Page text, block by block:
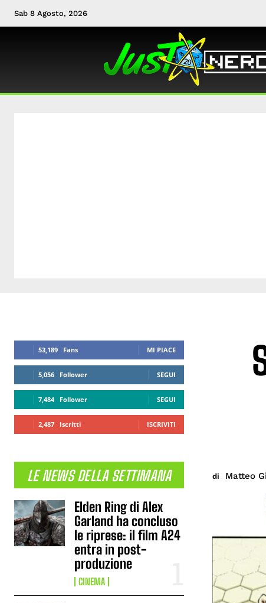
Sab 8 Agosto, 2026
53,189 Fans MI PIACE
5,056 Follower SEGUI
7,484 Follower SEGUI
2,487 Iscritti ISCRIVITI
LE NEWS DELLA SETTIMANA
Elden Ring di Alex
Garland ha concluso
le riprese: il film A24
entra in post-
produzione
CINEMA
di Matteo